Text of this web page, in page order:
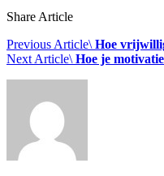
Share Article
Previous Article\Hoe
Next Article\Hoe je